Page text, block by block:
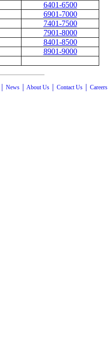
6401-6500
6901-7000
7401-7500
7901-8000
8401-8500
8901-9000
News About Us Contact Us Careers